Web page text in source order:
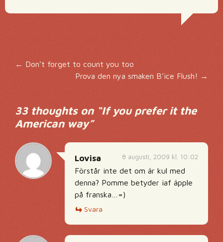
Inläggsnavigering
← Don’t forget to count you too
Prova den nya smaken B’ice Flush! →
33 thoughts on “If you prefer it the
American way”
8 augusti, 2009 kl. 10:02
Lovisa
Förstår inte det om är kul med
denna? Pomme betyder iaf äpple
på franska…=)
Svara